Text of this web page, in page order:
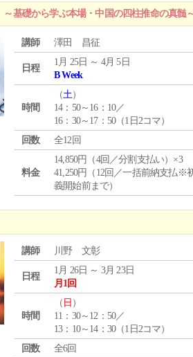
基礎から学ぶ本場・中国の四柱推命の真髄
講師 澤田 昌征
日程
1月 25日 ～ 4月 5日
B Week
時間
（土）
14：50～16：10／
16：30～17：50（1日2コマ）
回数
全12回
料金
14,850円（4回／分割支払い）×3
41,250円（12回／一括前納支払※
義開始前まで）
講師 川野 文彰
日程
1月 26日 ～ 3月 23日
月1回
時間
（ 日 ）
11：30～12：50／
13：10～14：30（1日2コマ）
回数
全6回